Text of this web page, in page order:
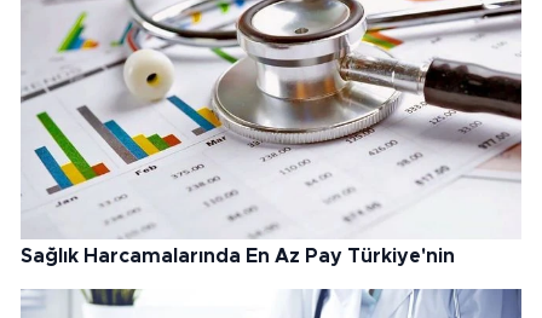
Sağlık Harcamalarında En Az Pay Türkiye'nin